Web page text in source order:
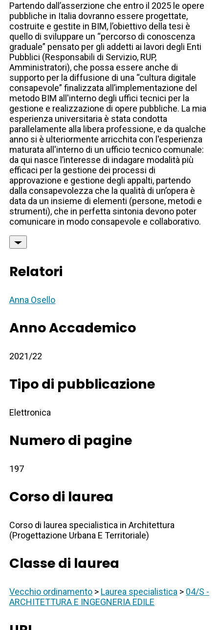
Partendo dall’asserzione che entro il 2025 le opere
pubbliche in Italia dovranno essere progettate,
costruite e gestite in BIM, l’obiettivo della tesi è
quello di sviluppare un “percorso di conoscenza
graduale” pensato per gli addetti ai lavori degli Enti
Pubblici (Responsabili di Servizio, RUP,
Amministratori), che possa essere anche di
supporto per la diffusione di una “cultura digitale
consapevole” finalizzata all’implementazione del
metodo BIM all'interno degli uffici tecnici per la
gestione e realizzazione di opere pubbliche. La mia
esperienza universitaria è stata condotta
parallelamente alla libera professione, e da qualche
anno si è ulteriormente arricchita con l'esperienza
maturata all'interno di un ufficio tecnico comunale:
da qui nasce l’interesse di indagare modalità più
efficaci per la gestione dei processi di
approvazione e gestione degli appalti, partendo
dalla consapevolezza che la qualità di un’opera è
data da un insieme di elementi (persone, metodi e
strumenti), che in perfetta sintonia devono poter
comunicare in modo consapevole e collaborativo.
Relatori
Anna Osello
Anno Accademico
2021/22
Tipo di pubblicazione
Elettronica
Numero di pagine
197
Corso di laurea
Corso di laurea specialistica in Architettura
(Progettazione Urbana E Territoriale)
Classe di laurea
Vecchio ordinamento > Laurea specialistica > 04/S -
ARCHITETTURA E INGEGNERIA EDILE